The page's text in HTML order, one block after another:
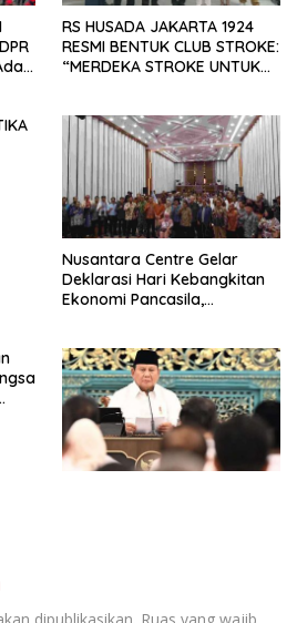
RS HUSADA JAKARTA 1924
RESMI BENTUK CLUB STROKE:
“MERDEKA STROKE UNTUK
Nusantara Centre Gelar
Deklarasi Hari Kebangkitan
Ekonomi Pancasila,
Penjajahan (Pergolakan
Ekonomi Politik Indonesia) &
Simposium Nasional “Urgensi
Undang-Undang
Perekonomian Nasional dan
Kesejahteraan Sosial dalam